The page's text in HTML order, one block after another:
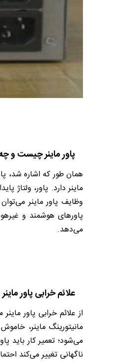
پاور ماینر چیست و
همان طور که اشاره شد،
ماینر دارد. پاور،
پاورهای هوشمند و
می‌دهد.
علائم خرابی پاور ماینر
از علائم خرابی پاور
مانیتورینگ ماینر،
می‌شود؛ تعمیر کار باید
ناگهانی تغییر می‌کند